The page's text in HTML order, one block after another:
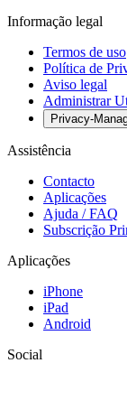
Informação legal
Termos de uso
Política de
Aviso legal
Administrar
Privacy-
Assistência
Contacto
Aplicações
Ajuda / FAQ
Subscrição
Aplicações
iPhone
iPad
Android
Social